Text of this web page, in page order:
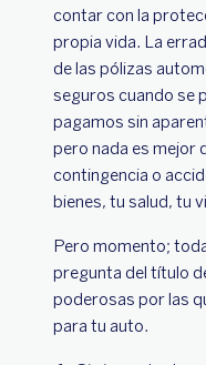
contar con la
propia vida. La
de las pólizas
seguros cuando se
pagamos sin
pero nada es mejor
contingencia o
bienes, tu salud, tu
Pero momento;
pregunta del título
poderosas por las
para tu auto.